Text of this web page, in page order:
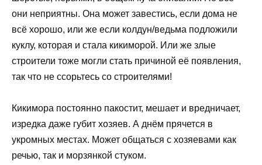
они неприятны. Она может завестись, если дома не
всё хорошо, или же если колдун/ведьма подложили
куклу, которая и стала кикиморой. Или же злые
строители тоже могли стать причиной её появления,
так что не ссорьтесь со строителями!
Кикимора постоянно пакостит, мешает и вредничает,
изредка даже губит хозяев. А днём прячется в
укромных местах. Может общаться с хозяевами как
речью, так и морзянкой стуком.